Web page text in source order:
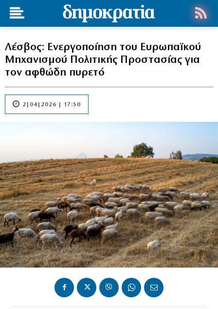
Λέσβος: Ενεργοποίηση του Ευρωπαϊκού
Μηχανισμού Πολιτικής Προστασίας για
τον αφθώδη πυρετό
2|04|2026 | 17:50